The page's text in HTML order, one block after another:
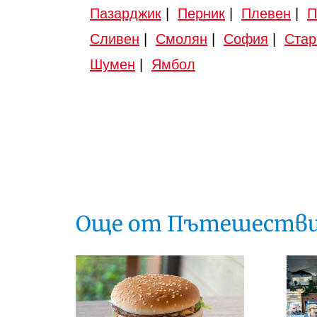
Пазарджик
Перник Плевен
Сливен
Смолян София
Шумен
Ямбол
Още от